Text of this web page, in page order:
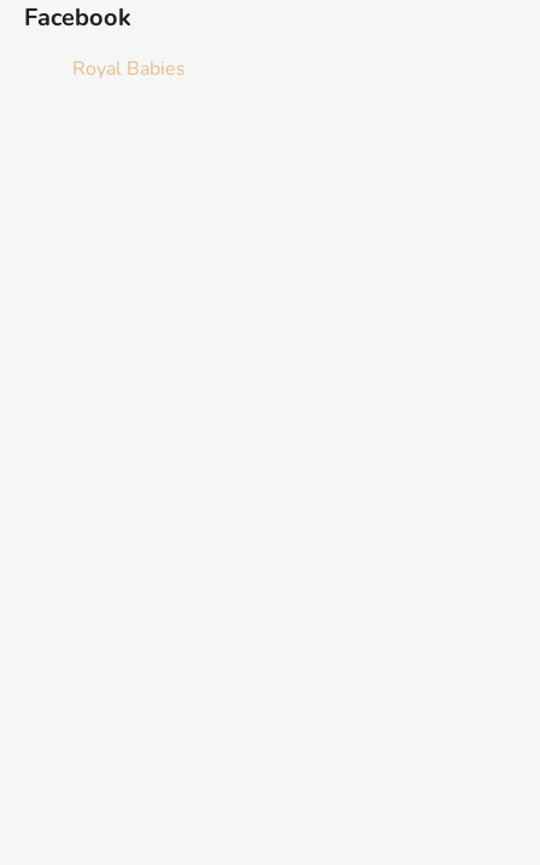
Facebook
Royal Babies